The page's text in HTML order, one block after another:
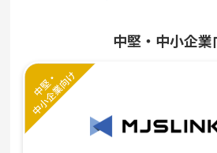
中堅・中小企業